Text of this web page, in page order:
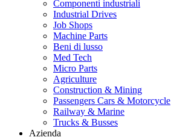
Componenti industriali
Industrial Drives
Job Shops
Machine Parts
Beni di lusso
Med Tech
Micro Parts
Agriculture
Construction & Mining
Passengers Cars & Motorcycle
Railway & Marine
Trucks & Busses
Azienda